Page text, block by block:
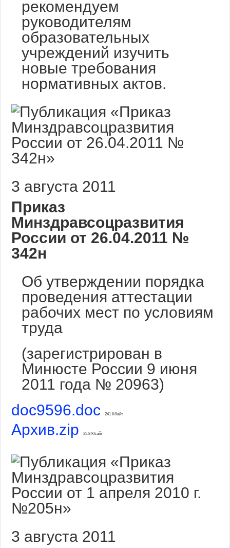
рекомендуем
руководителям
образовательных
учреждений изучить
новые требования
нормативных актов.
3 августа 2011
Приказ
Минздравсоцразвития
России от 26.04.2011 №
342н
Об утверждении порядка
проведения аттестации
рабочих мест по условиям
труда
(зарегистрирован в
Минюсте России 9 июня
2011 года № 20963)
doc9596.doc
241 Кбайт
Архив.zip 35,8 Кбайт
3 августа 2011